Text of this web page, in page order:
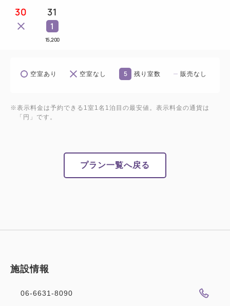
宿泊料金（1人 1泊 税別 食事料金等を含まない室料
のみ）が
5，000円未満 ： 課税されません
15，000円以上 20，000円未満 ： 400円
尚、当サイトでの表示料金は宿泊税別となっておりま
宿泊税課税対象の場合はフロントにて直接お支払い頂
きます様お願い致します。
30 31
1
15,200
空室あり 空室なし 5 残り室数 販売なし
※表示料金は予約できる1室1名1泊目の最安値。表示料金の通貨は
「円」です。
プラン一覧へ戻る
施設情報
06-6631-8090